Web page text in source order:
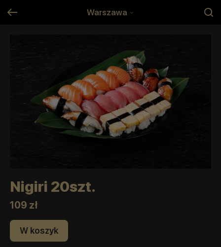
Warszawa
Nigiri 20szt.
109 zł
W koszyk